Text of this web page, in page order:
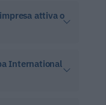
attiva o
International